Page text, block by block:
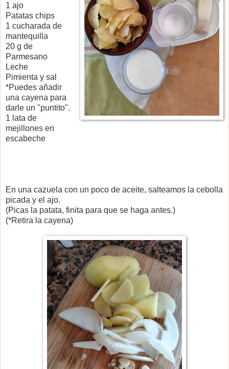
1 ajo
Patatas chips
1 cucharada de
mantequilla
20 g de
Parmesano
Leche
Pimienta y sal
*Puedes añadir
una cayena para
darle un "puntito".
1 lata de
mejillones en
escabeche
En una cazuela con un poco de aceite, salteamos la cebolla
picada y el ajo.
(Picas la patata, finita para que se haga antes.)
(*Retira la cayena)